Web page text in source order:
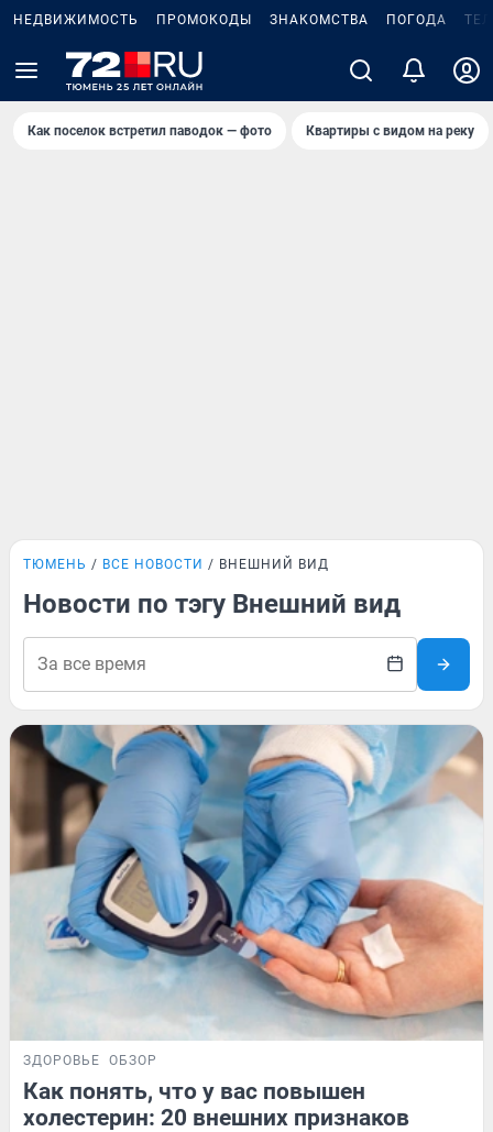
НЕДВИЖИМОСТЬ ПРОМОКОДЫ ЗНАКОМСТВА ПОГОДА
Как поселок встретил паводок — фото Квартиры с видом на реку
ТЮМЕНЬ ВСЕ НОВОСТИ ВНЕШНИЙ ВИД
Новости по тэгу Внешний вид
ЗДОРОВЬЕ ОБЗОР
Как понять, что у вас повышен
холестерин: 20 внешних признаков